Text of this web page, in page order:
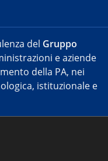
del Gruppo
e aziende
della PA, nei
istituzionale e